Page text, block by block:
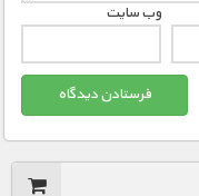
وب‌ سایت